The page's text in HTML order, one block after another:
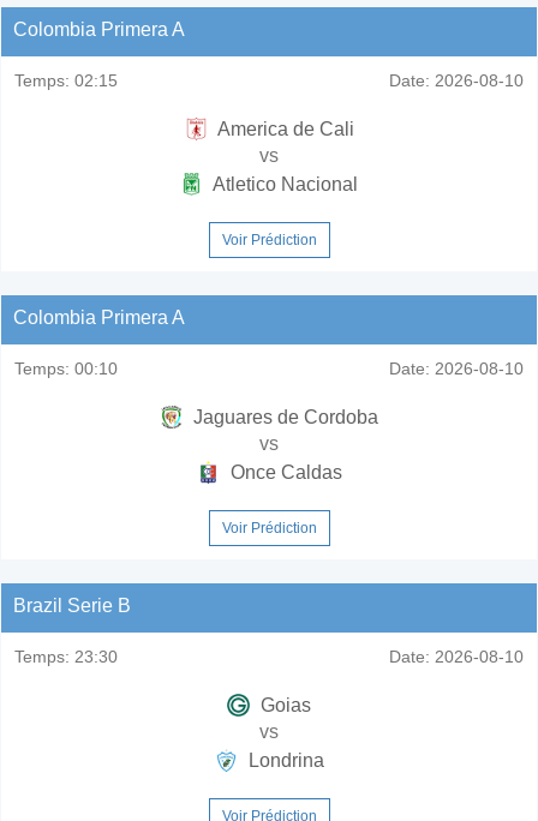
Colombia Primera A
Temps: 02:15 Date: 2026-08-10
America de Cali
vs
Atletico Nacional
Voir Prédiction
Colombia Primera A
Temps: 00:10 Date: 2026-08-10
Jaguares de Cordoba
vs
Once Caldas
Voir Prédiction
Brazil Serie B
Temps: 23:30 Date: 2026-08-10
Goias
vs
Londrina
Voir Prédiction